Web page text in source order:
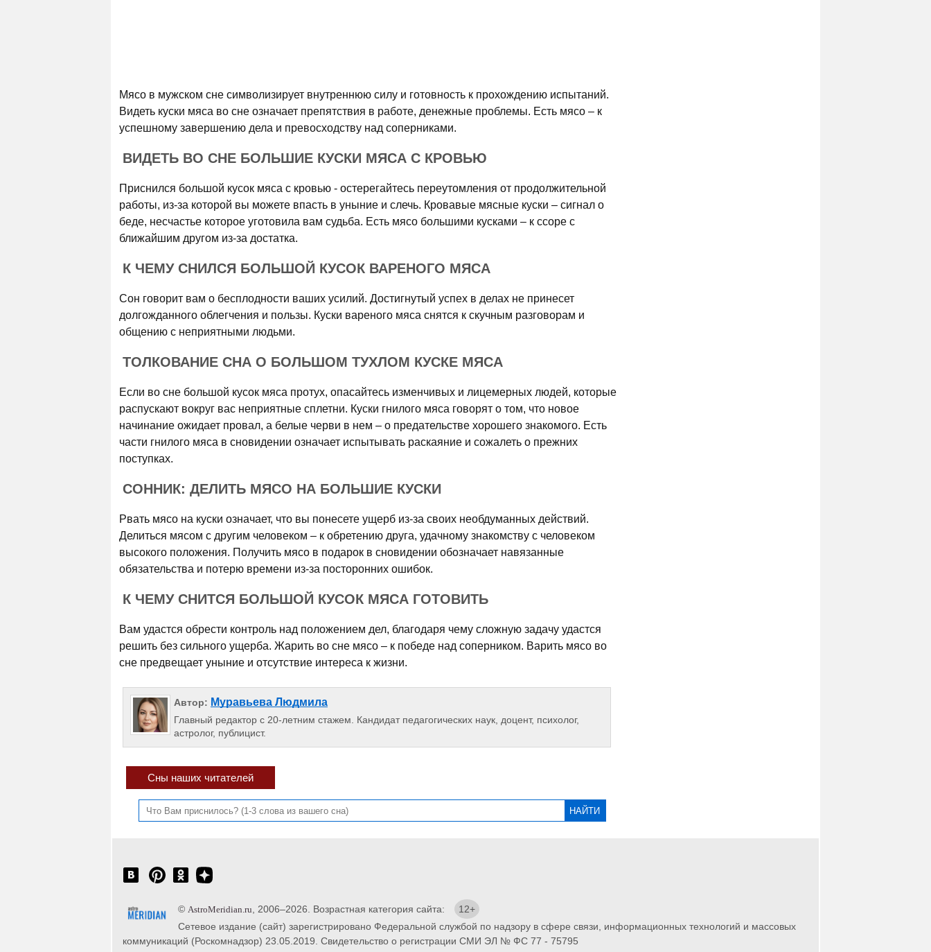
Мясо в мужском сне символизирует внутреннюю силу и готовность к прохождению испытаний.
Видеть куски мяса во сне означает препятствия в работе, денежные проблемы. Есть мясо – к
успешному завершению дела и превосходству над соперниками.
ВИДЕТЬ ВО СНЕ БОЛЬШИЕ КУСКИ МЯСА С КРОВЬЮ
Приснился большой кусок мяса с кровью - остерегайтесь переутомления от продолжительной
работы, из-за которой вы можете впасть в уныние и слечь. Кровавые мясные куски – сигнал о
беде, несчастье которое уготовила вам судьба. Есть мясо большими кусками – к ссоре с
ближайшим другом из-за достатка.
К ЧЕМУ СНИЛСЯ БОЛЬШОЙ КУСОК ВАРЕНОГО МЯСА
Сон говорит вам о бесплодности ваших усилий. Достигнутый успех в делах не принесет
долгожданного облегчения и пользы. Куски вареного мяса снятся к скучным разговорам и
общению с неприятными людьми.
ТОЛКОВАНИЕ СНА О БОЛЬШОМ ТУХЛОМ КУСКЕ МЯСА
Если во сне большой кусок мяса протух, опасайтесь изменчивых и лицемерных людей, которые
распускают вокруг вас неприятные сплетни. Куски гнилого мяса говорят о том, что новое
начинание ожидает провал, а белые черви в нем – о предательстве хорошего знакомого. Есть
части гнилого мяса в сновидении означает испытывать раскаяние и сожалеть о прежних
поступках.
СОННИК: ДЕЛИТЬ МЯСО НА БОЛЬШИЕ КУСКИ
Рвать мясо на куски означает, что вы понесете ущерб из-за своих необдуманных действий.
Делиться мясом с другим человеком – к обретению друга, удачному знакомству с человеком
высокого положения. Получить мясо в подарок в сновидении обозначает навязанные
обязательства и потерю времени из-за посторонних ошибок.
К ЧЕМУ СНИТСЯ БОЛЬШОЙ КУСОК МЯСА ГОТОВИТЬ
Вам удастся обрести контроль над положением дел, благодаря чему сложную задачу удастся
решить без сильного ущерба. Жарить во сне мясо – к победе над соперником. Варить мясо во
сне предвещает уныние и отсутствие интереса к жизни.
Автор: Муравьева Людмила
Главный редактор с 20-летним стажем. Кандидат педагогических наук, доцент, психолог,
астролог, публицист.
Сны наших читателей
© AstroMeridian.ru , 2006–2026. Возрастная категория сайта:
12+
Сетевое издание (сайт) зарегистрировано Федеральной службой по надзору в сфере связи, информационных технологий и массовых
коммуникаций (Роскомнадзор) 23.05.2019. Свидетельство о регистрации СМИ ЭЛ № ФС 77 - 75795